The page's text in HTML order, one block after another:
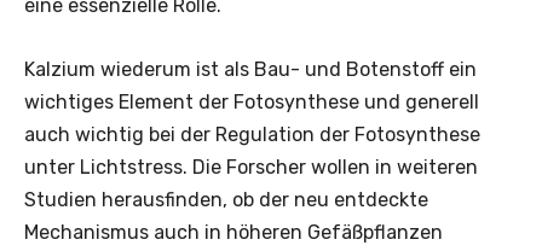
eine essenzielle Rolle.
Kalzium wiederum ist als Bau- und Botenstoff ein
wichtiges Element der Fotosynthese und generell
auch wichtig bei der Regulation der Fotosynthese
unter Lichtstress. Die Forscher wollen in weiteren
Studien herausfinden, ob der neu entdeckte
Mechanismus auch in höheren Gefäßpflanzen